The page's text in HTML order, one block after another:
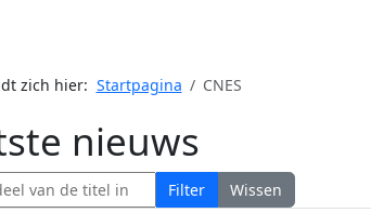
zich hier: Startpagina CNES
nieuws
van de titel in Filter Wissen